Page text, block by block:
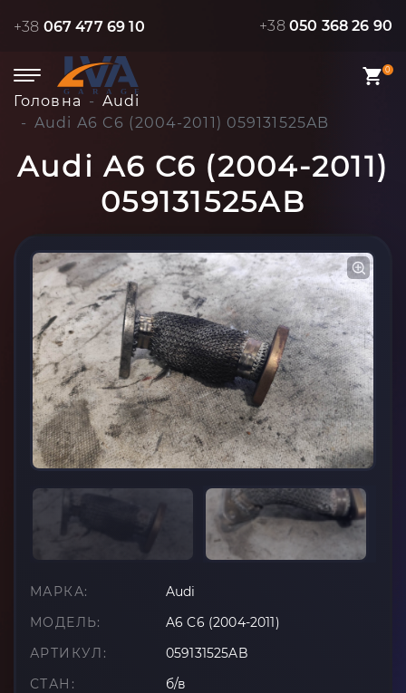
+38 067 477 69 10 +38 050 368 26 90
0
Головна
Audi
Audi A6 C6 (2004-2011) 059131525AB
Audi A6 C6 (2004-2011)
059131525AB
МАРКА:
Audi
МОДЕЛЬ:
A6 C6 (2004-2011)
АРТИКУЛ:
059131525AB
СТАН:
б/в